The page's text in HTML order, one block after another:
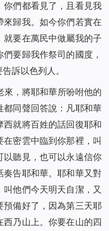
們都看見了，且看見我
歸我。如今你們若實在
要在萬民中做屬我的子
要歸我作祭司的國度，
訴以色列人。
來，將耶和華所吩咐他的
同聲回答說：凡耶和華
西就將百姓的話回復耶和
密雲中臨到你那裡，叫
聽見，也可以永遠信你
奏告耶和華。耶和華又對
他們今天明天自潔，又
預備好了，因為第三天耶
乃山上。你要在山的四